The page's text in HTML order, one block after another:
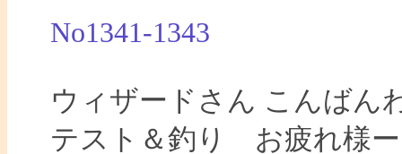
No1341-1343
ウィザードさん こんばん
テスト＆釣り お疲れ様ー